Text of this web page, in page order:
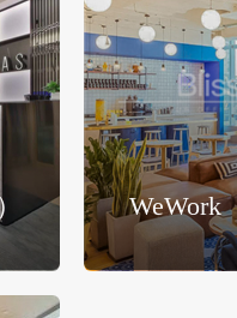
WeWork